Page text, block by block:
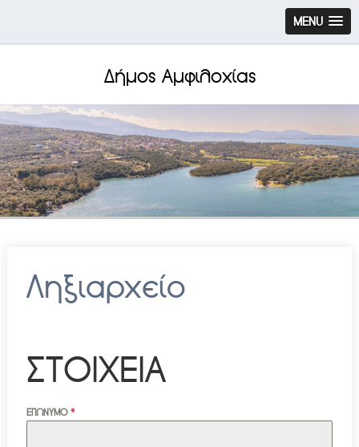
MENU
Δήμος Αμφιλοχίας
Ληξιαρχείο
ΣΤΟΙΧΕΙΑ
ΕΠΩΝΥΜΟ *